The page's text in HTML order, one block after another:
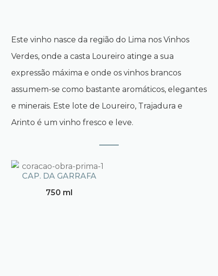
Este vinho nasce da região do Lima nos Vinhos
Verdes, onde a casta Loureiro atinge a sua
expressão máxima e onde os vinhos brancos
assumem-se como bastante aromáticos, elegantes
e minerais. Este lote de Loureiro, Trajadura e
Arinto é um vinho fresco e leve.
CAP. DA GARRAFA
750 ml